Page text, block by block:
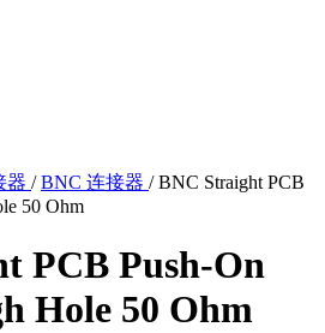
器 / BNC 连接器 / BNC Straight PCB
50 Ohm
PCB Push-On
Hole 50 Ohm